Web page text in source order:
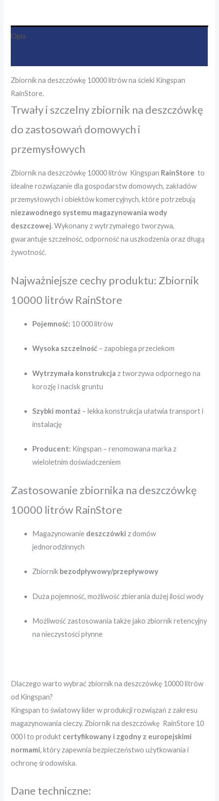
Opis
Zbiornik na deszczówkę 10000 litrów na ścieki Kingspan
RainStore.
Trwały i szczelny zbiornik na deszczówkę
do zastosowań domowych i
przemysłowych
Zbiornik na deszczówkę 10000 litrów Kingspan RainStore to
idealne rozwiązanie dla gospodarstw domowych, zakładów
przemysłowych i obiektów komercyjnych, które potrzebują
niezawodnego systemu magazynowania wody
deszczowej. Wykonany z wytrzymałego tworzywa,
gwarantuje szczelność, odporność na uszkodzenia oraz długą
żywotność.
Najważniejsze cechy produktu: Zbiornik
10000 litrów RainStore
Pojemność: 10 000 litrów
Wysoka szczelność – zapobiega przeciekom
Wytrzymała konstrukcja z tworzywa odpornego na
korozję i nacisk gruntu
Szybki montaż – lekka konstrukcja ułatwia transport i
instalację
Producent: Kingspan – renomowana marka z
wieloletnim doświadczeniem
Zastosowanie zbiornika na deszczówkę
10000 litrów RainStore
Magazynowanie deszczówki z domów
jednorodzinnych
Zbiornik bezodpływowy/przepływowy
Duża pojemność, możliwość zbierania dużej ilości wody
Możliwość zastosowania także jako zbiornik retencyjny
na nieczystości płynne
Dlaczego warto wybrać zbiornik na deszczówkę 10000 litrów
od Kingspan?
Kingspan to światowy lider w produkcji rozwiązań z zakresu
magazynowania cieczy. Zbiornik na deszczówkę RainStore 10
000 l to produkt certyfikowany i zgodny z europejskimi
normami, który zapewnia bezpieczeństwo użytkowania i
ochronę środowiska.
Dane techniczne: